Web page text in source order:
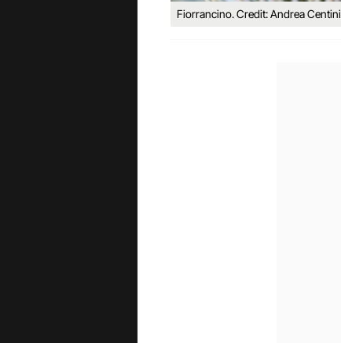
Fiorrancino. Credit: Andrea Centini